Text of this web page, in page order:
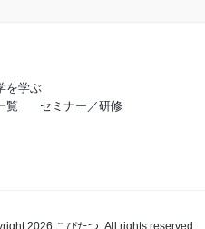
を学ぶ
覧
セミナー／研修
2026 こぴたつ. All rights reserved.